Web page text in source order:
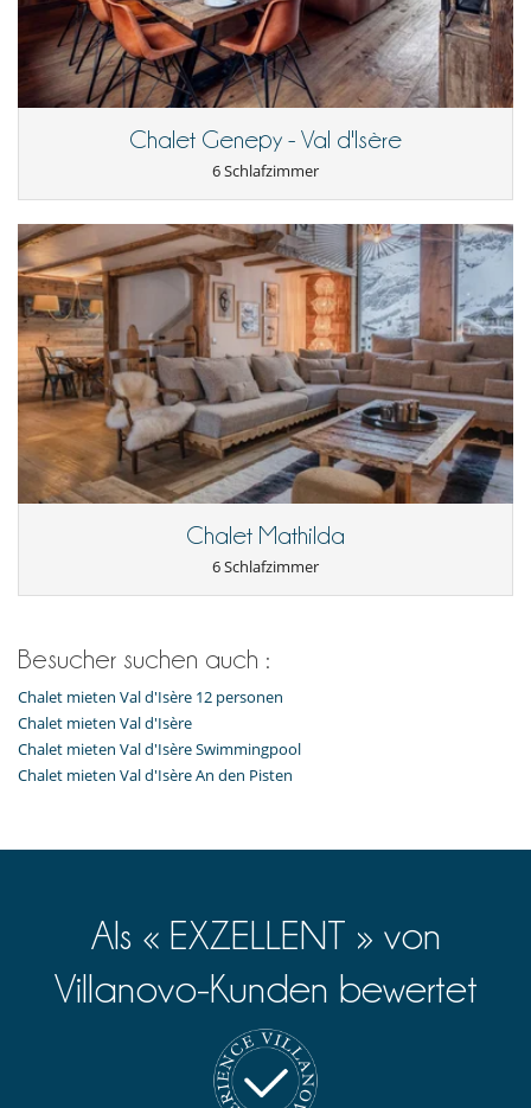
Ausstattung, Veranstaltungen
Sie kochen selbst
Für Ihren Komfort und Ihr Wohlbefinden
Fernsehraum
Kamin
Terrasse oder Balkon
Küche und Ausstattung
amerikanische Küche
Backofen
Cerankochfeld
Dunstabzugshaube
Entsafter
Kühl-Gefrierkombination
Mikrowelle
Nespresso Kaffeemaschine
Wäschetrockner
Waschküche
Waschmaschine
Wasserkocher
Unterhaltung, Wohlbefinden & Sport
Fernseher
Chalet Genepy - Val d'Isère
6 Schlafzimmer
Chalet Mathilda
6 Schlafzimmer
Besucher suchen auch :
Chalet mieten Val d'Isère 12 personen
Chalet mieten Val d'Isère
Chalet mieten Val d'Isère Swimmingpool
Chalet mieten Val d'Isère An den Pisten
Als « EXZELLENT » von
Villanovo-Kunden bewertet